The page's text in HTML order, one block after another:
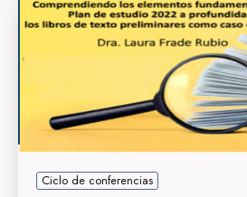
Ciclo de conferencias